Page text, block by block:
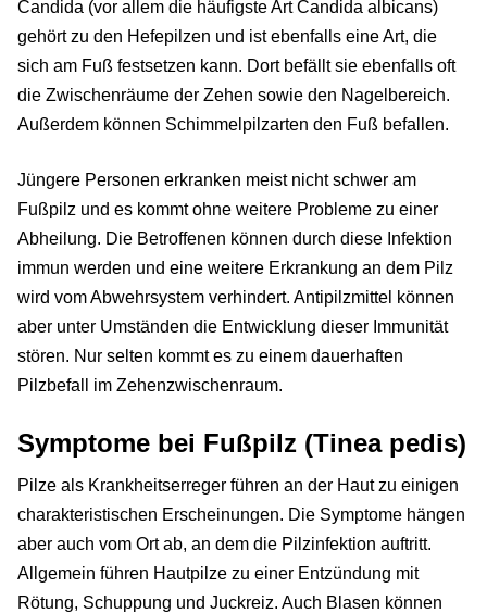
Candida (vor allem die häufigste Art Candida albicans)
gehört zu den Hefepilzen und ist ebenfalls eine Art, die
sich am Fuß festsetzen kann. Dort befällt sie ebenfalls oft
die Zwischenräume der Zehen sowie den Nagelbereich.
Außerdem können Schimmelpilzarten den Fuß befallen.
Jüngere Personen erkranken meist nicht schwer am
Fußpilz und es kommt ohne weitere Probleme zu einer
Abheilung. Die Betroffenen können durch diese Infektion
immun werden und eine weitere Erkrankung an dem Pilz
wird vom Abwehrsystem verhindert. Antipilzmittel können
aber unter Umständen die Entwicklung dieser Immunität
stören. Nur selten kommt es zu einem dauerhaften
Pilzbefall im Zehenzwischenraum.
Symptome bei Fußpilz (Tinea pedis)
Pilze als Krankheitserreger führen an der Haut zu einigen
charakteristischen Erscheinungen. Die Symptome hängen
aber auch vom Ort ab, an dem die Pilzinfektion auftritt.
Allgemein führen Hautpilze zu einer Entzündung mit
Rötung, Schuppung und Juckreiz. Auch Blasen können